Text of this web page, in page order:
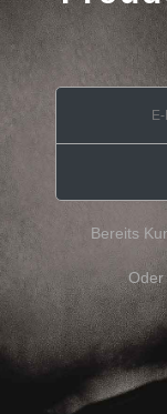
Bereits